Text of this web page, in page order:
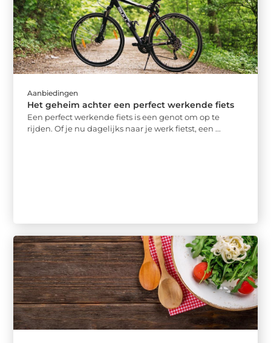
Aanbiedingen
Het geheim achter een perfect werkende fiets
Een perfect werkende fiets is een genot om op te
rijden. Of je nu dagelijks naar je werk fietst, een ...